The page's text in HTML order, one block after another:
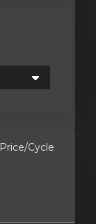
Price/Cycle